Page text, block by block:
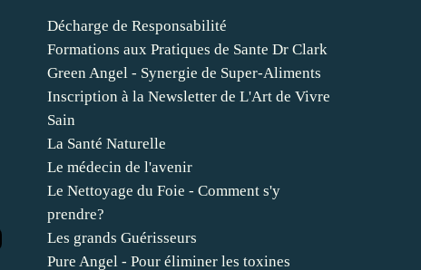
Décharge de Responsabilité
Formations aux Pratiques de Sante Dr Clark
Green Angel - Synergie de Super-Aliments
Inscription à la Newsletter de L'Art de Vivre
Sain
La Santé Naturelle
Le médecin de l'avenir
Le Nettoyage du Foie - Comment s'y
prendre?
Les grands Guérisseurs
Pure Angel - Pour éliminer les toxines